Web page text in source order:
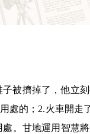
被擠掉了，他立
處的； 2.火車開走
。甘地運用智慧